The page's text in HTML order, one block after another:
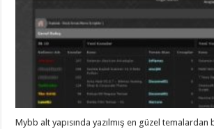
Mybb alt yapısında yazılmış en güzel